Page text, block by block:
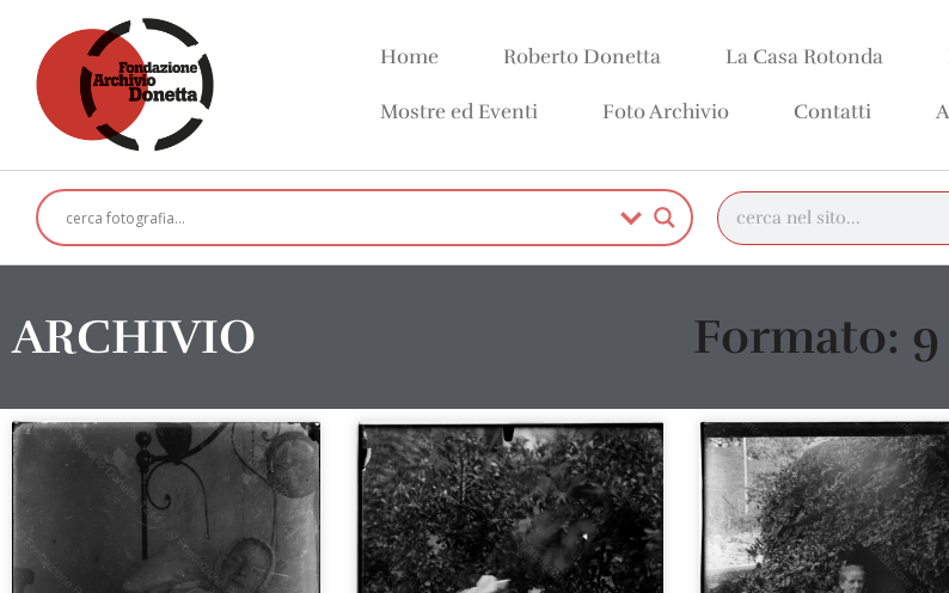
Home Roberto Donetta La Casa Rotonda
Mostre ed Eventi Foto Archivio Contatti
ARCHIVIO Formato: 9